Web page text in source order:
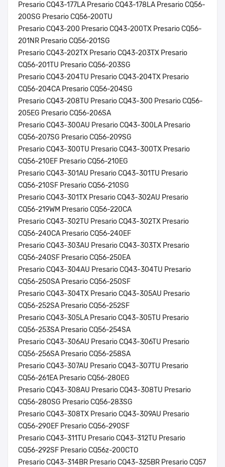
Presario CQ43-177LA Presario CQ43-178LA Presario CQ56-
200SG Presario CQ56-200TU
Presario CQ43-200 Presario CQ43-200TX Presario CQ56-
201NR Presario CQ56-201SG
Presario CQ43-202TX Presario CQ43-203TX Presario
CQ56-201TU Presario CQ56-203SG
Presario CQ43-204TU Presario CQ43-204TX Presario
CQ56-204CA Presario CQ56-204SG
Presario CQ43-208TU Presario CQ43-300 Presario CQ56-
205EG Presario CQ56-206SA
Presario CQ43-300AU Presario CQ43-300LA Presario
CQ56-207SG Presario CQ56-209SG
Presario CQ43-300TU Presario CQ43-300TX Presario
CQ56-210EF Presario CQ56-210EG
Presario CQ43-301AU Presario CQ43-301TU Presario
CQ56-210SF Presario CQ56-210SG
Presario CQ43-301TX Presario CQ43-302AU Presario
CQ56-219WM Presario CQ56-220CA
Presario CQ43-302TU Presario CQ43-302TX Presario
CQ56-240CA Presario CQ56-240EF
Presario CQ43-303AU Presario CQ43-303TX Presario
CQ56-240SF Presario CQ56-250EA
Presario CQ43-304AU Presario CQ43-304TU Presario
CQ56-250SA Presario CQ56-250SF
Presario CQ43-304TX Presario CQ43-305AU Presario
CQ56-252SA Presario CQ56-252SF
Presario CQ43-305LA Presario CQ43-305TU Presario
CQ56-253SA Presario CQ56-254SA
Presario CQ43-306AU Presario CQ43-306TU Presario
CQ56-256SA Presario CQ56-258SA
Presario CQ43-307AU Presario CQ43-307TU Presario
CQ56-261EA Presario CQ56-280EG
Presario CQ43-308AU Presario CQ43-308TU Presario
CQ56-280SG Presario CQ56-283SG
Presario CQ43-308TX Presario CQ43-309AU Presario
CQ56-290EF Presario CQ56-290SF
Presario CQ43-311TU Presario CQ43-312TU Presario
CQ56-292SF Presario CQ56z-200CTO
Presario CQ43-314BR Presario CQ43-325BR Presario CQ57